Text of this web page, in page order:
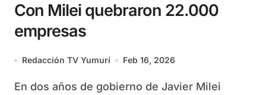
Con Milei quebraron 22.000
empresas
Redacción TV Yumurí Feb 16, 2026
En dos años de gobierno de Javier Milei